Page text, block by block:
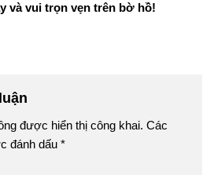
và vui trọn vẹn trên bờ hồ!
được hiển thị công khai. Các
đánh dấu *